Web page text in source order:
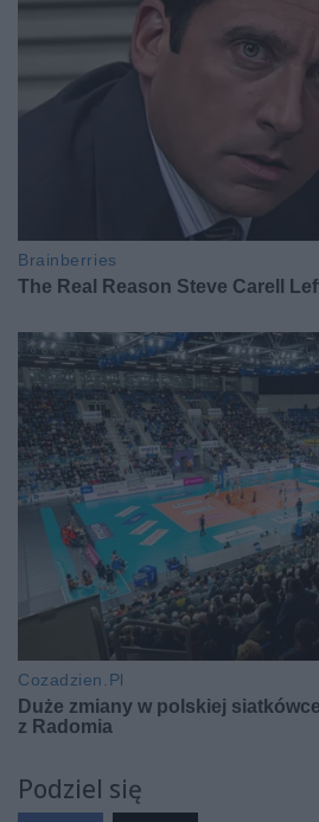
Podziel się